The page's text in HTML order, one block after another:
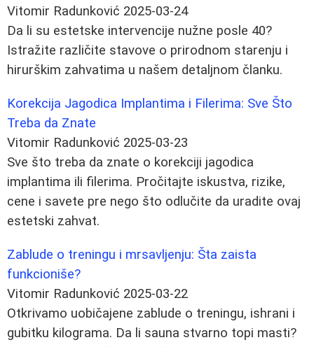
Vitomir Radunković 2025-03-24
Da li su estetske intervencije nužne posle 40?
Istražite različite stavove o prirodnom starenju i
hirurškim zahvatima u našem detaljnom članku.
Korekcija Jagodica Implantima i Filerima: Sve Što
Treba da Znate
Vitomir Radunković 2025-03-23
Sve što treba da znate o korekciji jagodica
implantima ili filerima. Pročitajte iskustva, rizike,
cene i savete pre nego što odlučite da uradite ovaj
estetski zahvat.
Zablude o treningu i mrsavljenju: Šta zaista
funkcioniše?
Vitomir Radunković 2025-03-22
Otkrivamo uobičajene zablude o treningu, ishrani i
gubitku kilograma. Da li sauna stvarno topi masti?